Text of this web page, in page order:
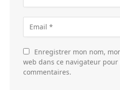
Enregistrer mon nom,
web dans ce navigateur
commentaires.